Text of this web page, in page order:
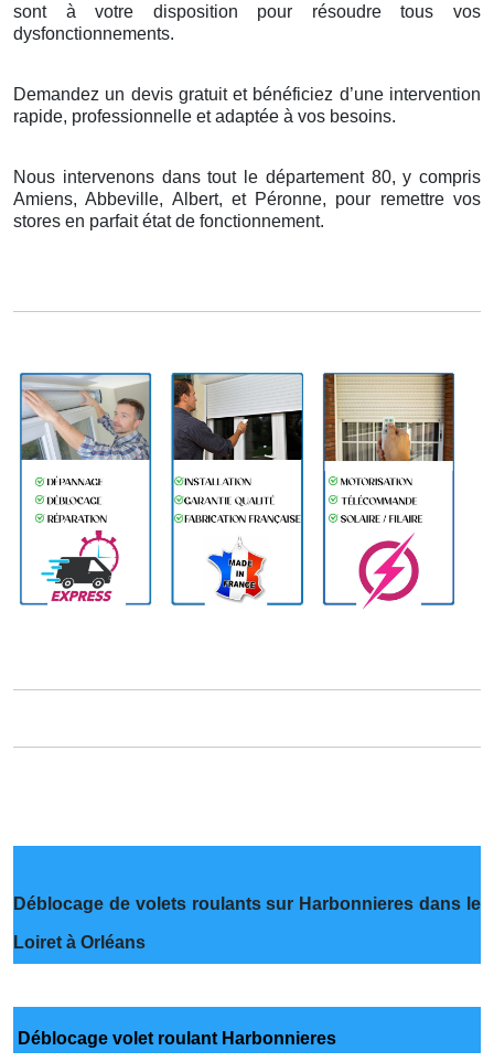
sont à votre disposition pour résoudre tous vos
dysfonctionnements.
Demandez un devis gratuit et bénéficiez d’une intervention
rapide, professionnelle et adaptée à vos besoins.
Nous intervenons dans tout le département 80, y compris
Amiens, Abbeville, Albert, et Péronne, pour remettre vos
stores en parfait état de fonctionnement.
Déblocage de volets roulants sur Harbonnieres dans le
Loiret à Orléans
Déblocage volet roulant Harbonnieres